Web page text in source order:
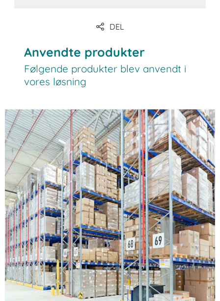
DEL
Anvendte produkter
Følgende produkter blev anvendt i
vores løsning